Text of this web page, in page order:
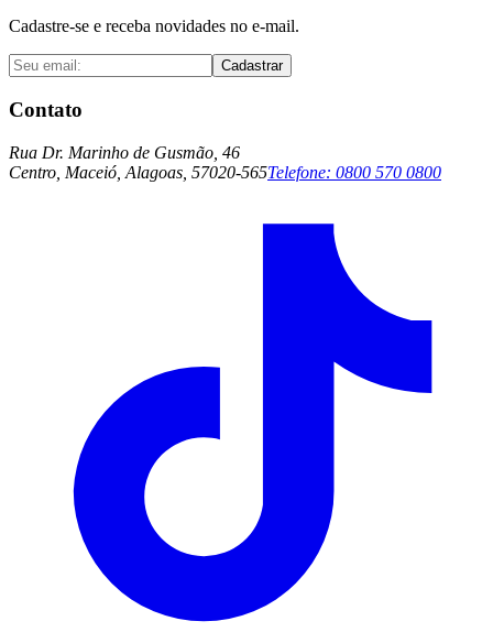
Cadastre-se e receba novidades no e-mail.
Cadastrar
Contato
Rua Dr. Marinho de Gusmão, 46
Centro, Maceió, Alagoas, 57020-565Telefone: 0800 570 0800